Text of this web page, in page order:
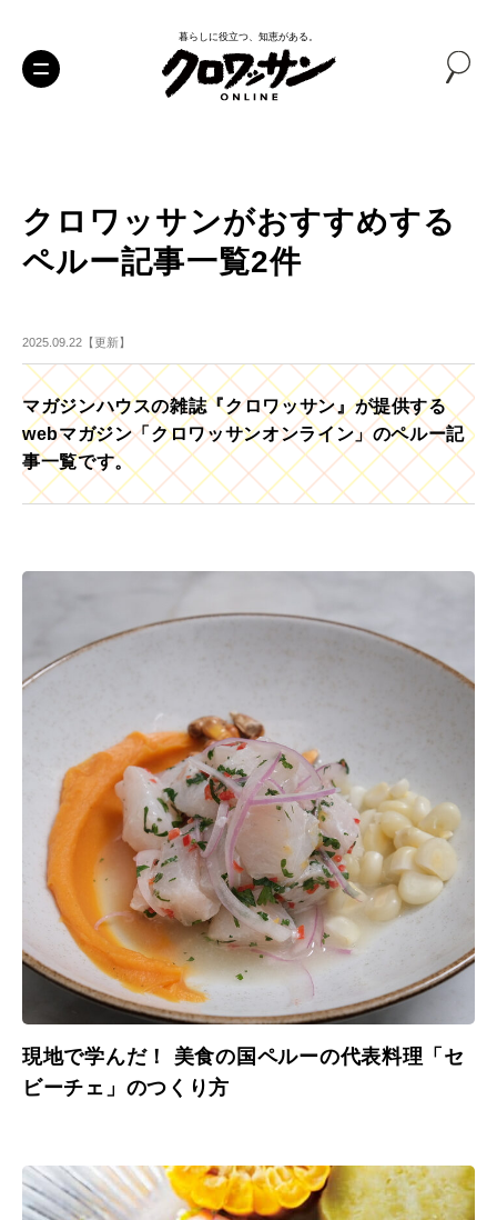
暮らしに役立つ、知恵がある。
クロワッサンがおすすめする
ペルー記事一覧2件
2025.09.22【更新】
マガジンハウスの雑誌『クロワッサン』が提供する
webマガジン「クロワッサンオンライン」のペルー記
事一覧です。
現地で学んだ！ 美食の国ペルーの代表料理「セ
ビーチェ」のつくり方